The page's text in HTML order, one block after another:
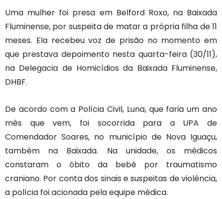
Uma mulher foi presa em Belford Roxo, na Baixada
Fluminense, por suspeita de matar a própria filha de 11
meses. Ela recebeu voz de prisão no momento em
que prestava depoimento nesta quarta-feira (30/11),
na Delegacia de Homicídios da Baixada Fluminense,
DHBF.
De acordo com a Polícia Civil, Luna, que faria um ano
mês que vem, foi socorrida para a UPA de
Comendador Soares, no município de Nova Iguaçu,
também na Baixada. Na unidade, os médicos
constaram o óbito da bebê por traumatismo
craniano. Por conta dos sinais e suspeitas de violência,
a polícia foi acionada pela equipe médica.